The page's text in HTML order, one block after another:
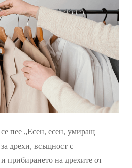
са
дрехите,
които
ще
го
превърнат
в
нещо
страхотно?
пее „Есен, есен, умиращ
дрехи, всъщност с
прибирането на дрехите от